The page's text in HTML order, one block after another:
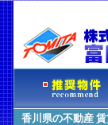
香川県の不動産